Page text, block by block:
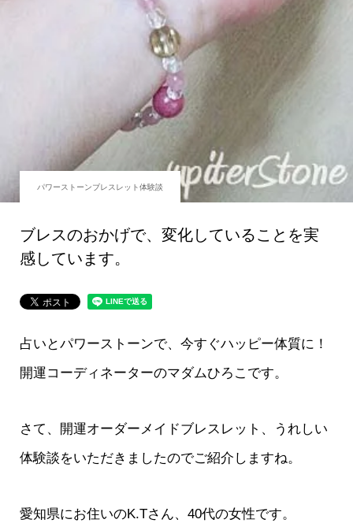
パワーストーンブレスレット体験談
ブレスのおかげで、変化していることを実
感しています。
占いとパワーストーンで、今すぐハッピー体質に！
開運コーディネーターのマダムひろこです。
さて、開運オーダーメイドブレスレット、うれしい
体験談をいただきましたのでご紹介しますね。
愛知県にお住いのK.Tさん、40代の女性です。